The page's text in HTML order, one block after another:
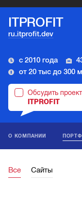
ITPROFIT
ru.itprofit.dev
с 2010 года
от 20 тыс до 300
Обсудить
ITPROFIT
О КОМПАНИИ
Все Сайты